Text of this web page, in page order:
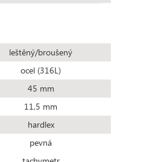
leštěný/broušený
ocel (316L)
45 mm
11,5 mm
hardlex
pevná